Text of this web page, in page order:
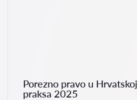
Porezno pravo u
praksa 2025